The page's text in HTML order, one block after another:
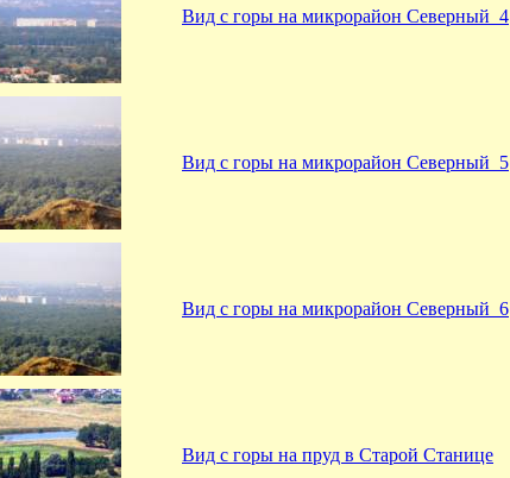
Вид с горы на микрорайон Северный_4
Вид с горы на микрорайон Северный_5
Вид с горы на микрорайон Северный_6
Вид с горы на пруд в Старой Станице